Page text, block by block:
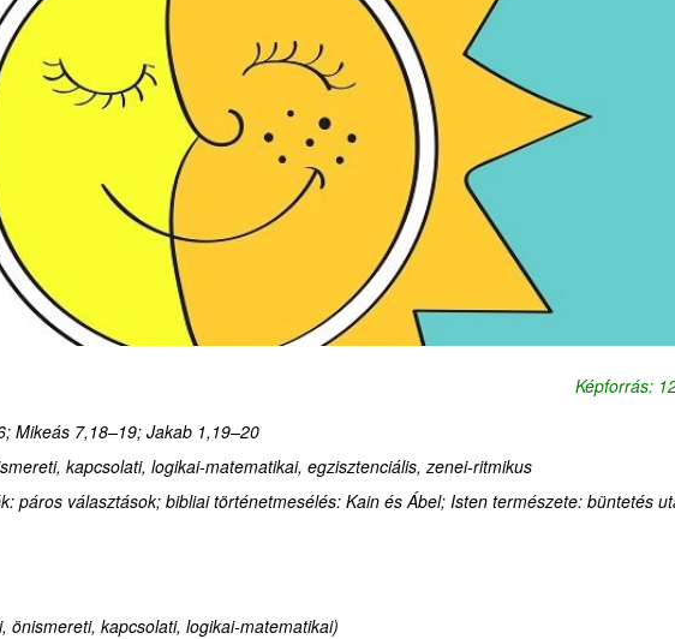
Képforrás:
; Mikeás 7,18–19; Jakab 1,19–20
eti, kapcsolati, logikai-matematikai, egzisztenciális, zenei-ritmikus
páros választások; bibliai történetmesélés: Kain és Ábel; Isten természete: büntetés
önismereti, kapcsolati, logikai-matematikai)